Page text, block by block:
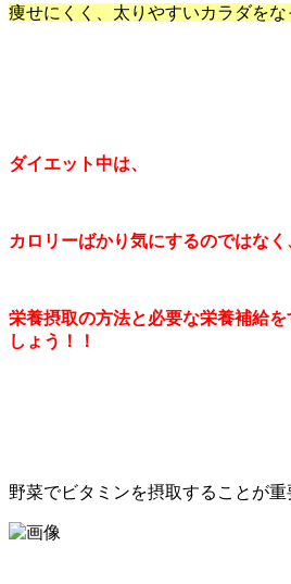
痩せにくく、太りやすいカラダをな
ダイエット中は、
カロリーばかり気にするのではなく
栄養摂取の方法と必要な栄養補給
しょう！！
野菜でビタミンを摂取することが重